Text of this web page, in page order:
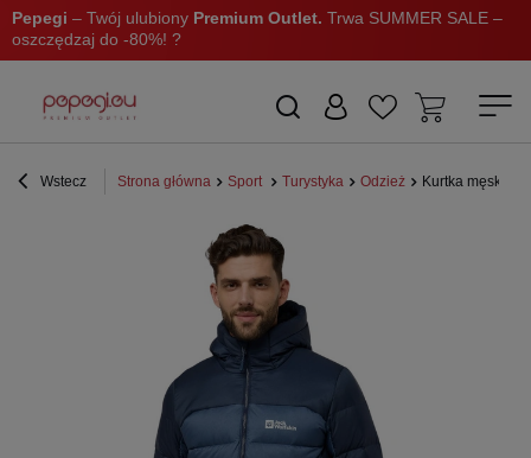
Pepegi – Twój ulubiony Premium Outlet. Trwa SUMMER SALE –
oszczędzaj do -80%! ?
Wstecz Strona główna Sport Turystyka Odzież Kurtka męska